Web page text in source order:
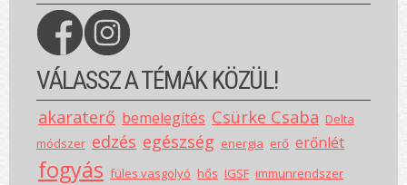
VÁLASSZ A TÉMÁK KÖZÜL!
akaraterő bemelegítés Csürke Csaba Delta
módszer edzés egészség energia erő erőnlét
fogyás füles vasgolyó hős IGSF immunrendszer